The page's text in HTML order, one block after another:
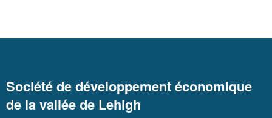
Société de développement économique
de la vallée de Lehigh